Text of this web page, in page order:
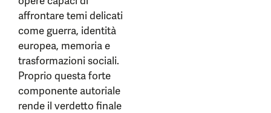
affrontare temi delicati
come guerra, identità
europea, memoria e
trasformazioni sociali.
Proprio questa forte
componente autoriale
rende il verdetto finale